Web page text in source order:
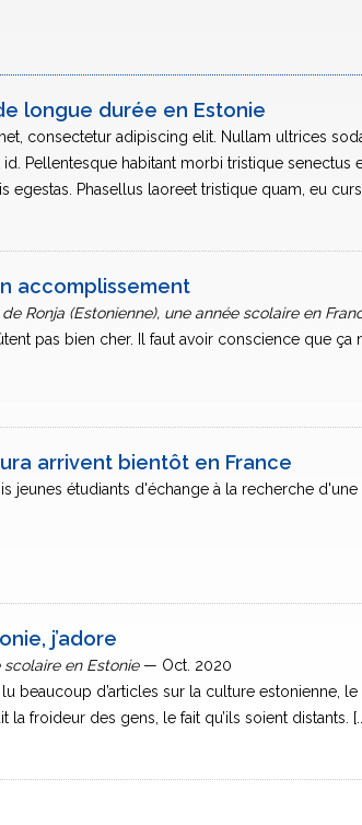
longue durée en Estonie
consectetur adipiscing elit. Nullam ultrices
Pellentesque habitant morbi tristique senectus
egestas. Phasellus laoreet tristique quam, eu
accomplissement
Ronja (Estonienne), une année scolaire en
pas bien cher. Il faut avoir conscience que ça
arrivent bientôt en France
jeunes étudiants d'échange à la recherche d'une
j’adore
scolaire en Estonie— Oct. 2020
lu beaucoup d’articles sur la culture estonienne,
la froideur des gens, le fait qu’ils soient distants.